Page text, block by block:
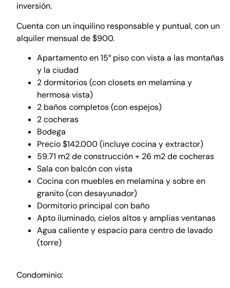
inversión.
Cuenta con un inquilino responsable y puntual, con un
alquiler mensual de $900.
Apartamento en 15° piso con vista a las montañas
y la ciudad
2 dormitorios (con closets en melamina y
hermosa vista)
2 baños completos (con espejos)
2 cocheras
Bodega
Precio $142.000 (incluye cocina y extractor)
59.71 m2 de construcción + 26 m2 de cocheras
Sala con balcón con vista
Cocina con muebles en melamina y sobre en
granito (con desayunador)
Dormitorio principal con baño
Apto iluminado, cielos altos y amplias ventanas
Agua caliente y espacio para centro de lavado
(torre)
Condominio: